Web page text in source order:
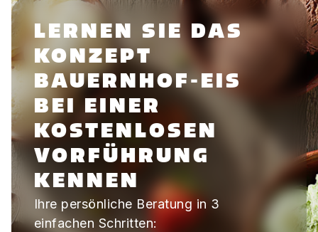
LERNEN SIE DAS
KONZEPT
BAUERNHOF-EIS
BEI EINER
KOSTENLOSEN
VORFÜHRUNG
KENNEN
Ihre persönliche Beratung in 3
einfachen Schritten: